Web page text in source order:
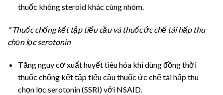
thuốc không steroid khác cùng nhóm.
* Thuốc chống kết tập tiểu cầu và thuốc ức chế tái hấp thu
chọn lọc serotonin
Tăng nguy cơ xuất huyết tiêu hóa khi dùng đồng thời
thuốc chống kết tập tiểu cầu thuốc ức chế tái hấp thu
chọn lọc serotonin (SSRI) với NSAID.